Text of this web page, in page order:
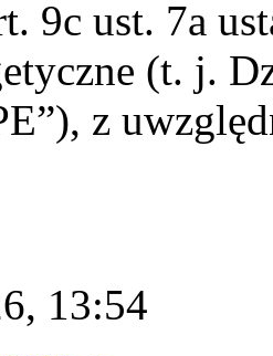
9c ust. 7a
(t. j.
z
13:54